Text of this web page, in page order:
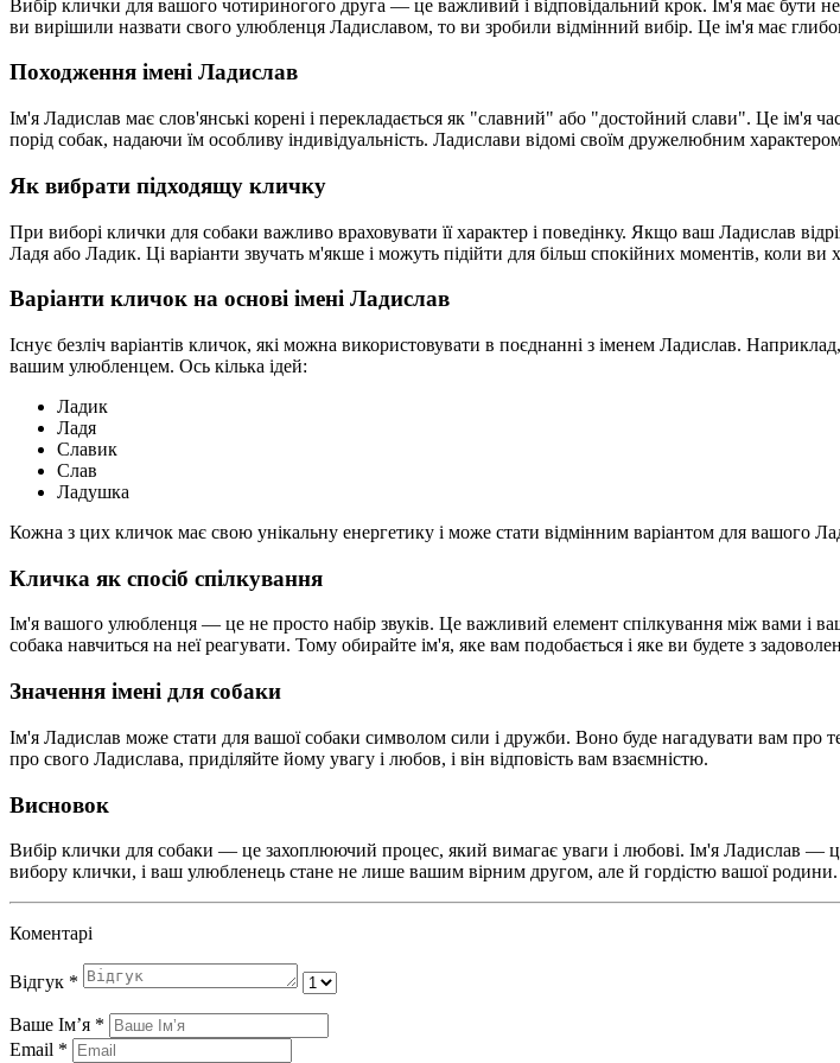
Вибір клички для вашого чотириногого друга — це важливий і відповідальний крок. Ім'я має
ви вирішили назвати свого улюбленця Ладиславом, то ви зробили відмінний вибір. Це ім'я має
Походження імені Ладислав
Ім'я Ладислав має слов'янські корені і перекладається як "славний" або "достойний слави". Це ім'я
порід собак, надаючи їм особливу індивідуальність. Ладислави відомі своїм дружелюбним
Як вибрати підходящу кличку
При виборі клички для собаки важливо враховувати її характер і поведінку. Якщо ваш Ладислав
Ладя або Ладик. Ці варіанти звучать м'якше і можуть підійти для більш спокійних моментів, коли ви
Варіанти кличок на основі імені Ладислав
Існує безліч варіантів кличок, які можна використовувати в поєднанні з іменем Ладислав.
вашим улюбленцем. Ось кілька ідей:
Ладик
Ладя
Славик
Слав
Ладушка
Кожна з цих кличок має свою унікальну енергетику і може стати відмінним варіантом для вашого
Кличка як спосіб спілкування
Ім'я вашого улюбленця — це не просто набір звуків. Це важливий елемент спілкування між вами
собака навчиться на неї реагувати. Тому обирайте ім'я, яке вам подобається і яке ви будете з
Значення імені для собаки
Ім'я Ладислав може стати для вашої собаки символом сили і дружби. Воно буде нагадувати вам
про свого Ладислава, приділяйте йому увагу і любов, і він відповість вам взаємністю.
Висновок
Вибір клички для собаки — це захоплюючий процес, який вимагає уваги і любові. Ім'я Ладислав —
вибору клички, і ваш улюбленець стане не лише вашим вірним другом, але й гордістю вашої родини.
Коментарі
Відгук *
Ваше Імʼя *
Email *